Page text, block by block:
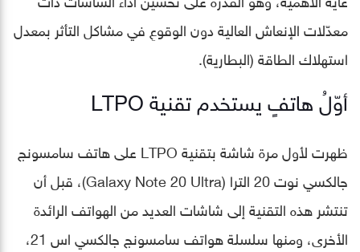
معدّلات الإنعاش العالية دون الوقوعِ في مشاكل التأثر بمعدل
استهلاك الطاقة (البطارية).
أوّلُ هاتفٍ يستخدم تقنية LTPO
ظهرت لأول مرة شاشة بتقنية LTPO على هاتف سامسونج
جالكسي نوت 20 الترا (Galaxy Note 20 Ultra)، قبل أن
تنتشر هذه التقنية إلى شاشات العديد من الهواتف الرائدة
الأخرى، ومنها سلسلة هواتف سامسونج جالكسي اس 21،